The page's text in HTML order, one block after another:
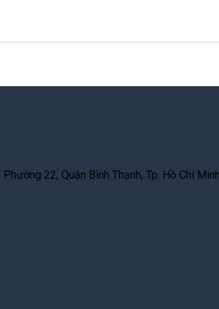
22, Quận Bình Thạnh, Tp. Hồ Chí